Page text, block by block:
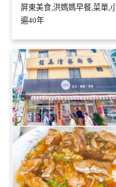
屏東美食,洪媽媽早餐,菜單,
遍40年